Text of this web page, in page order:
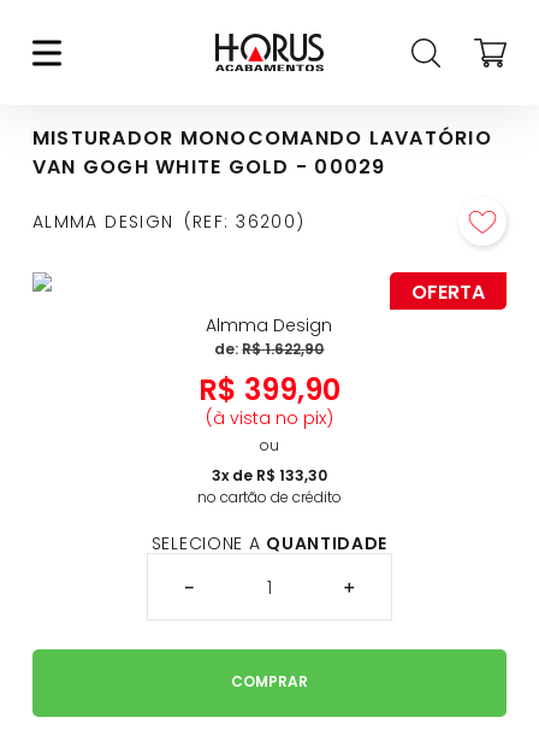
MISTURADOR MONOCOMANDO LAVATÓRIO
VAN GOGH WHITE GOLD - 00029
ALMMA DESIGN REF:36200
OFERTA
Almma Design
de:R$1.622,90
R$ 399,90
(à vista no pix)
ou
3x de R$ 133,30
no cartão de crédito
SELECIONE A QUANTIDADE
＋
－
COMPRAR